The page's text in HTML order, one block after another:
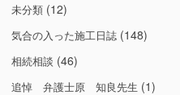
未分類 (12)
気合の入った施工日誌 (148)
相続相談 (46)
追悼 弁護士原 知良先生 (1)